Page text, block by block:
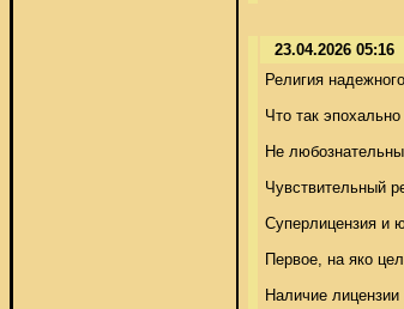
23.04.2026 05:16
Религия
Что так
Не
Чувствительный
Суперлицензия и
Первое, на яко
Наличие